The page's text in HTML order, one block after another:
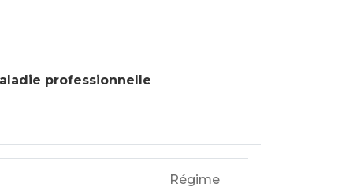
professionnelle
Régime